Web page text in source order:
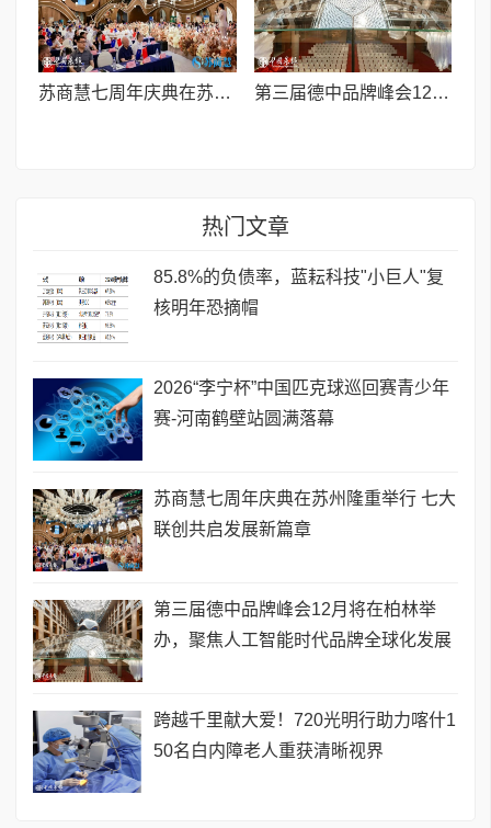
苏商慧七周年庆典在苏州隆重举行 七大联创共启发展新篇章 第三届德中品牌峰会12月将在柏林举办，聚焦人工智能时代品牌全球化发展
热门文章
85.8%的负债率，蓝耘科技"小巨人"复
核明年恐摘帽
2026“李宁杯”中国匹克球巡回赛青少年
赛-河南鹤壁站圆满落幕
苏商慧七周年庆典在苏州隆重举行 七大
联创共启发展新篇章
第三届德中品牌峰会12月将在柏林举
办，聚焦人工智能时代品牌全球化发展
跨越千里献大爱！720光明行助力喀什1
50名白内障老人重获清晰视界